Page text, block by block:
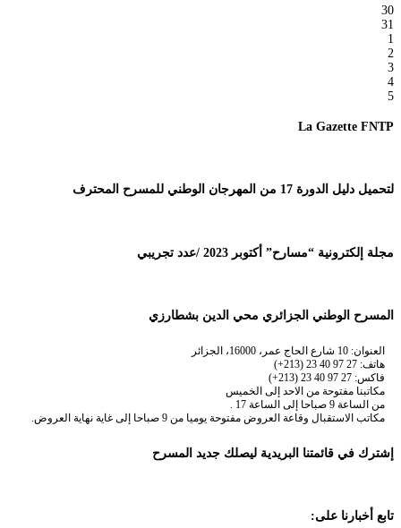
30
31
1
2
3
4
5
La Gazette FNTP
لتحميل دليل الدورة 17 من المهرجان الوطني للمسرح المحترف
مجلة إلكترونية “مسارح” أكتوبر 2023 /عدد تجريبي
المسرح الوطني الجزائري محي الدين بشطارزي
العنوان: 10 شارع الحاج عمر، 16000، الجزائر
هاتف: 27 97 40 23 (213+)
فاكس: 27 97 40 23 (213+)
مكاتبنا مفتوحة من الاحد إلى الخميس
من الساعة 9 صباحا إلى الساعة 17 .
مكاتب الاستقبال وقاعة العروض مفتوحة يوميا من 9 صباحا إلى غاية نهاية العروض.
إشترك في قائمتنا البريدية ليصلك جديد المسرح
تابع أخبارنا على: